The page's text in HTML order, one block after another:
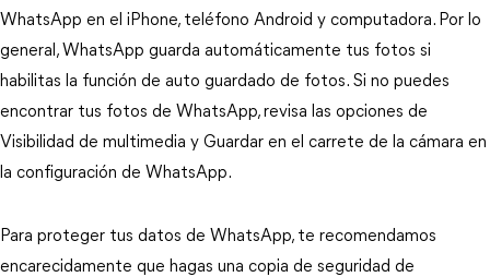
WhatsApp en el iPhone, teléfono Android y computadora. Por lo
general, WhatsApp guarda automáticamente tus fotos si
habilitas la función de auto guardado de fotos. Si no puedes
encontrar tus fotos de WhatsApp, revisa las opciones de
Visibilidad de multimedia y Guardar en el carrete de la cámara en
la configuración de WhatsApp.
Para proteger tus datos de WhatsApp, te recomendamos
encarecidamente que hagas una copia de seguridad de